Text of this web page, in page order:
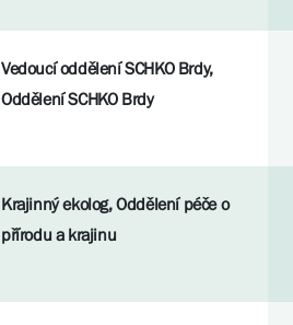
Vedoucí oddělení SCHKO Brdy,
Oddělení SCHKO Brdy
Krajinný ekolog, Oddělení péče o
přírodu a krajinu